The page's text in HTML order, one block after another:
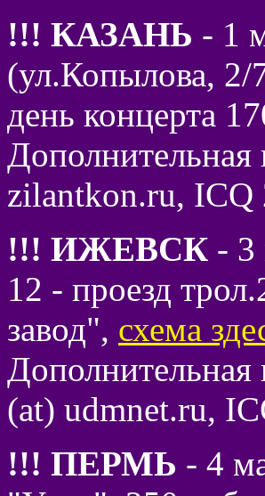
!!! КАЗАНЬ - 1
(ул.Копылова, 2/
день концерта
zilantkon.ru, ICQ
!!! ИЖЕВСК - 3
12 - проезд
завод", схема
(at) udmnet.ru,
!!! ПЕРМЬ - 4